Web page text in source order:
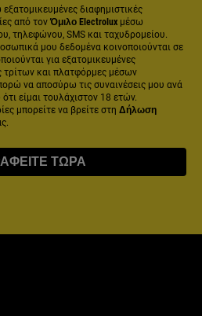
διαφημιστικές
από τον Όμιλο Electrolux μέσω
τηλεφώνου, SMS και ταχυδρομείου.
μου δεδομένα κοινοποιούνται σε
για εξατομικευμένες
τρίτων και πλατφόρμες μέσων
να αποσύρω τις συναινέσεις μου ανά
είμαι τουλάχιστον 18 ετών.
μπορείτε να βρείτε στη Δήλωση
ΤΏΡΑ